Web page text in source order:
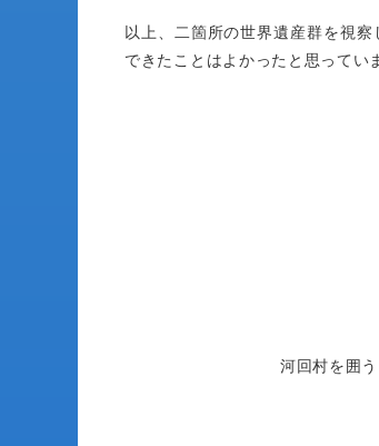
以上、二箇所の世界遺産群を視
できたことはよかったと思ってい
河回村を囲